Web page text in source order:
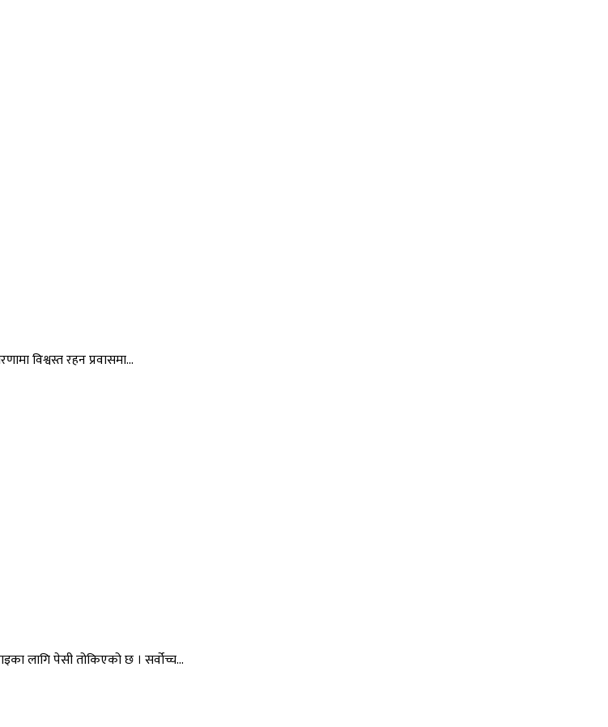
विश्वस्त रहन प्रवासमा…
लागि पेसी तोकिएको छ । सर्वोच्च…